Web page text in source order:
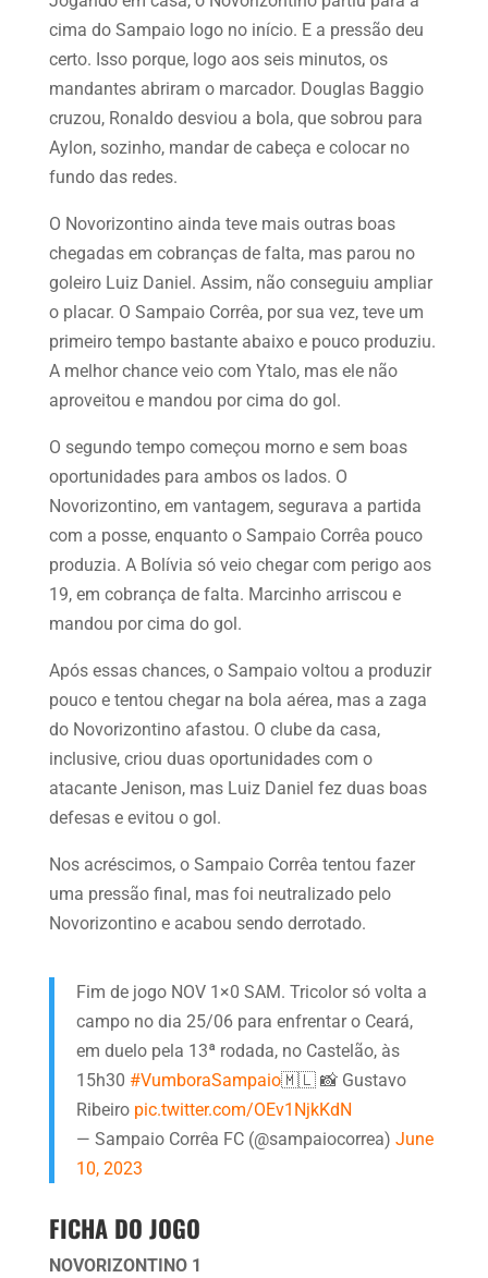
cima do Sampaio logo no início. E a pressão deu
certo. Isso porque, logo aos seis minutos, os
mandantes abriram o marcador. Douglas Baggio
cruzou, Ronaldo desviou a bola, que sobrou para
Aylon, sozinho, mandar de cabeça e colocar no
fundo das redes.
O Novorizontino ainda teve mais outras boas
chegadas em cobranças de falta, mas parou no
goleiro Luiz Daniel. Assim, não conseguiu ampliar
o placar. O Sampaio Corrêa, por sua vez, teve um
primeiro tempo bastante abaixo e pouco produziu.
A melhor chance veio com Ytalo, mas ele não
aproveitou e mandou por cima do gol.
O segundo tempo começou morno e sem boas
oportunidades para ambos os lados. O
Novorizontino, em vantagem, segurava a partida
com a posse, enquanto o Sampaio Corrêa pouco
produzia. A Bolívia só veio chegar com perigo aos
19, em cobrança de falta. Marcinho arriscou e
mandou por cima do gol.
Após essas chances, o Sampaio voltou a produzir
pouco e tentou chegar na bola aérea, mas a zaga
do Novorizontino afastou. O clube da casa,
inclusive, criou duas oportunidades com o
atacante Jenison, mas Luiz Daniel fez duas boas
defesas e evitou o gol.
Nos acréscimos, o Sampaio Corrêa tentou fazer
uma pressão final, mas foi neutralizado pelo
Novorizontino e acabou sendo derrotado.
Fim de jogo NOV 1×0 SAM. Tricolor só volta a
campo no dia 25/06 para enfrentar o Ceará,
em duelo pela 13ª rodada, no Castelão, às
15h30 #VumboraSampaio🇲🇱 📸 Gustavo
Ribeiro pic.twitter.com/OEv1NjkKdN
— Sampaio Corrêa FC (@sampaiocorrea) June
10, 2023
FICHA DO JOGO
NOVORIZONTINO 1